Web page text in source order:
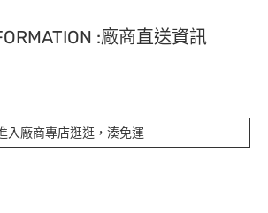
:廠商直送資訊
入廠商專店逛逛，湊免運